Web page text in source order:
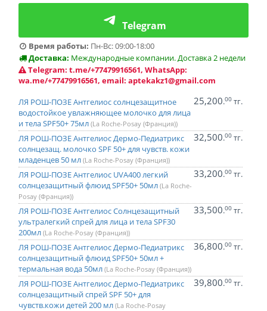
Telegram
Время работы: Пн-Вс: 09:00-18:00
Доставка: Международные компании. Доставка 2 недели
Telegram: t.me/+77479916561, WhatsApp:
wa.me/+77479916561, email: aptekakz1@gmail.com
ЛЯ РОШ-ПОЗЕ Антгелиос солнцезащитное
водостойкое увлажняющее молочко для лица
и тела SPF50+ 75мл (La Roche-Posay (Франция))
25,200.00 тг.
ЛЯ РОШ-ПОЗЕ Антгелиос Дермо-Педиатрикс
солнцезащ. молочко SPF 50+ для чувств. кожи
младенцев 50 мл (La Roche-Posay (Франция))
32,500.00 тг.
ЛЯ РОШ-ПОЗЕ Антгелиос UVA400 легкий
солнцезащитный флюид SPF50+ 50мл (La Roche-
Posay (Франция))
33,200.00 тг.
ЛЯ РОШ-ПОЗЕ Антгелиос Солнцезащитный
ультралегкий спрей для лица и тела SPF30
200мл (La Roche-Posay (Франция))
33,500.00 тг.
ЛЯ РОШ-ПОЗЕ Антгелиос Дермо-Педиатрикс
солнцезащитный флюид SPF50+ 50мл +
термальная вода 50мл (La Roche-Posay (Франция))
36,800.00 тг.
ЛЯ РОШ-ПОЗЕ Антгелиос Дермо-Педиатрикс
солнцезащитный спрей SPF 50+ для
чувств.кожи детей 200 мл (La Roche-Posay
39,800.00 тг.